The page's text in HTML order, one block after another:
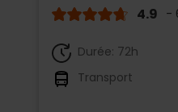
4.9 -
Durée: 72h
Transport